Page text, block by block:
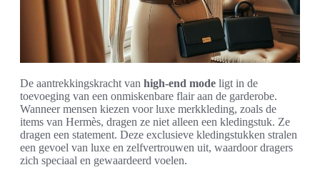
De aantrekkingskracht van high-end mode ligt in de
toevoeging van een onmiskenbare flair aan de garderobe.
Wanneer mensen kiezen voor luxe merkkleding, zoals de
items van Hermès, dragen ze niet alleen een kledingstuk. Ze
dragen een statement. Deze exclusieve kledingstukken stralen
een gevoel van luxe en zelfvertrouwen uit, waardoor dragers
zich speciaal en gewaardeerd voelen.